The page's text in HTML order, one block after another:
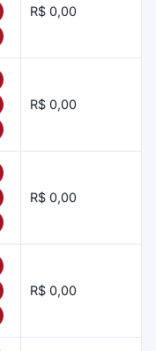
R$ 0,00
R$ 0,00
R$ 0,00
R$ 0,00